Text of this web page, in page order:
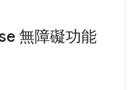
無障礙功能